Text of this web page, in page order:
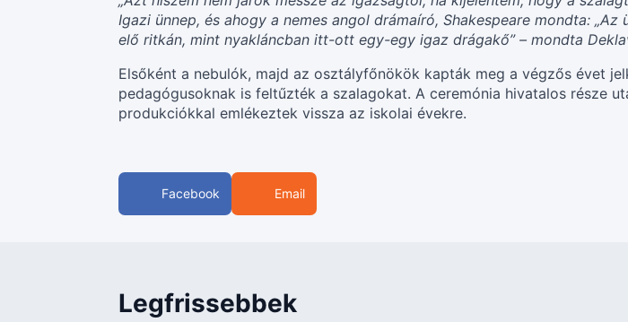
Igazi ünnep, és ahogy a nemes angol drámaíró, Shakespeare mondta:
elő ritkán, mint nyakláncban itt-ott egy-egy igaz drágakő” – mondta
Elsőként a nebulók, majd az osztályfőnökök kapták meg a végzős évet
pedagógusoknak is feltűzték a szalagokat. A ceremónia hivatalos része
produkciókkal emlékeztek vissza az iskolai évekre.
Facebook Email
Legfrissebbek